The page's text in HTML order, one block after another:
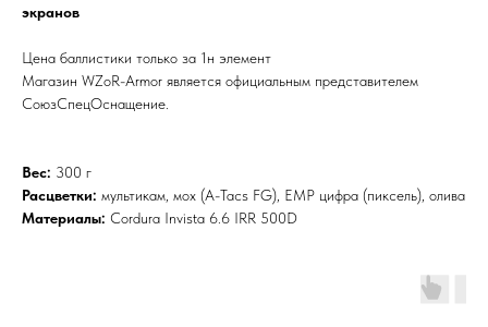
экранов
Цена баллистики только за 1н элемент
Магазин WZoR-Armor является официальным представителем
СоюзСпецОснащение.
Вес: 300 г
Расцветки: мультикам, мох (A-Tacs FG), ЕМР цифра (пиксель), олива
Материалы: Cordura Invista 6.6 IRR 500D